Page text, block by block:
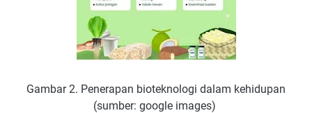
Gambar 2. Penerapan bioteknologi dalam kehidupan
(sumber: google images)